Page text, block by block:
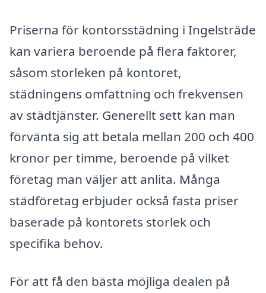
Priserna för kontorsstädning i Ingelsträde
kan variera beroende på flera faktorer,
såsom storleken på kontoret,
städningens omfattning och frekvensen
av städtjänster. Generellt sett kan man
förvänta sig att betala mellan 200 och 400
kronor per timme, beroende på vilket
företag man väljer att anlita. Många
städföretag erbjuder också fasta priser
baserade på kontorets storlek och
specifika behov.
För att få den bästa möjliga dealen på